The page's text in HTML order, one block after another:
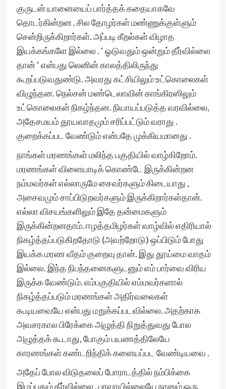
குருடன் யானையைப் பார்த்தக் கதையாகவே
தொடர்கின்றன . சில தோழர்கள் மண்ணுக்குள்ளும்
சென்றிருக்கிறார்கள். அப்படி கீறல்கள் விழாத
இயக்கங்களே இல்லை . ‘ ஓடுவதும் ஒன்றும் தீர்வில்லை
தான் ‘ என்பது லெனின் காலத்திலிருந்து
கூறப்படுவதுண்டு. அவரது கட்சியிலும் உட்கொலைகள்
விழுந்தன. நெல்சன் மண்டெலாவின் காங்கிரஸிலும்
உட்கொலைகள் நிகழ்ந்தன. நியாயப்படுத்த வர‌வில்லை,
அதேசமயம் தூயவாதமும் சரிப்பட்டும் வராது .
குறைக்கப்பட வேண்டும் என்பதே முக்கியமானது .
நாங்கள் மரணங்கள் மலிந்த பகுதியில் வாழ்கிறோம்.
மரணங்கள் விளையாடிக் கொண்டே இருக்கின்றன
நம்மவர்கள் எல்லாருமே சைவர்களும் கிடையாது ,
அசைவமும் சாப்பிடுறவர்களும் இருக்கிறார்கள்தான்.
எல்லா விசயங்களிலும் இதே தன்மைகளும்
இருக்கின்றனதாம். ஈழத்தமிழர்கள் வாழ்வில் எதிரியால்
நிகழ்த்தப்படுகிறதோடு (அவற்றோடு) ஒப்பிடும் போது
இயக்க மரண‌ வீதம் குறைவு தான். இது தூய்மை வாதம்
இல்லை. இந்த நிபந்தனைகளுடனும் எம் பார்வை விரிய‌
இருக்க வேண்டும். எம்பகுதியில் எம்மவர்களால்
நிகழ்த்தப்படும் மரணங்கள் அதிர்வலைகள்
கூடியவையே என்பது மறுக்கப்படவில்லை. அதற்காக
அவசரகால பிரேக்கை அழுத்தி நிறுத்துவது போல
அழுத்தக் கூடாது, போகும் பயணத்திலேயே
காரணங்கள் கண்டறிந்திக் களையப்பட வேண்டியவை .
அதேப் போல விடுதலைப் போராடத்தில் நம்பிக்கை
இழப்பதும் தீர்வில்லை . பரவாயில்லையே நானும் ஒரு